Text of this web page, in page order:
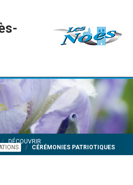
DÉCOUVRIR
CÉRÉMONIES PATRIOTIQUES